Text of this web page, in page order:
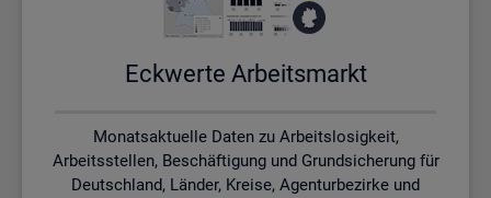
Eck­wer­te Ar­beits­markt
Monatsaktuelle Daten zu Arbeitslosigkeit,
Arbeitsstellen, Beschäftigung und Grundsicherung für
Deutschland, Länder, Kreise, Agenturbezirke und